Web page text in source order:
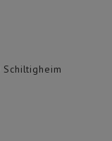
Schiltigheim